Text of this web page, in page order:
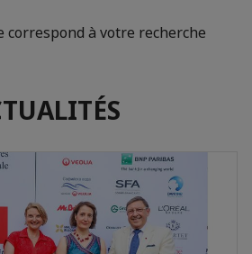
correspond à votre recherche